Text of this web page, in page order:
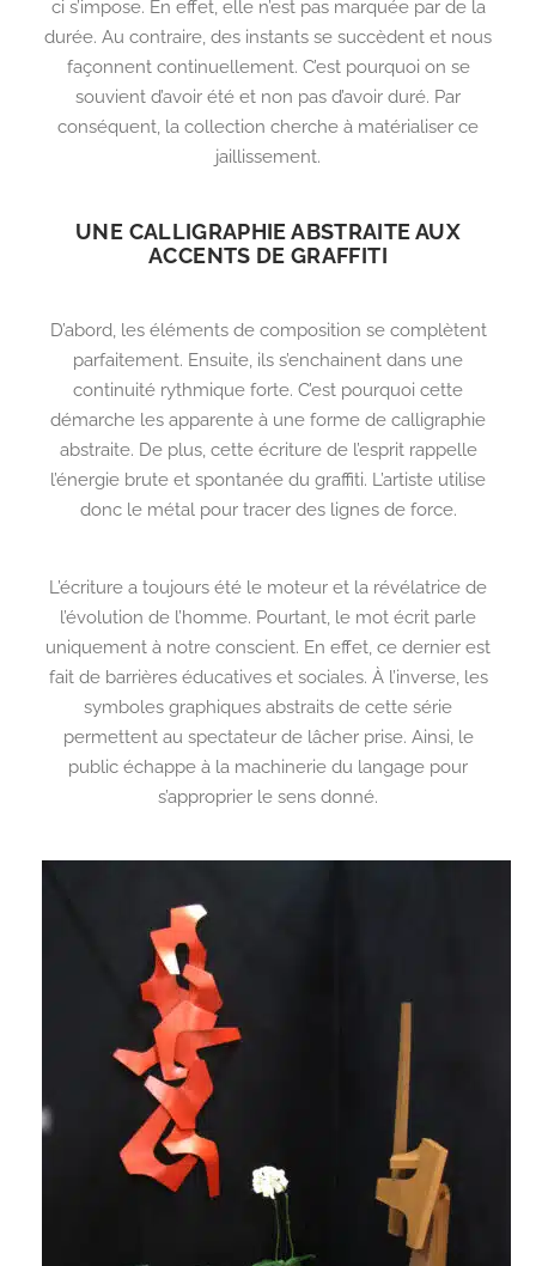
ci s’impose. En effet, elle n’est pas marquée par de la
durée. Au contraire, des instants se succèdent et nous
façonnent continuellement. C’est pourquoi on se
souvient d’avoir été et non pas d’avoir duré. Par
conséquent, la collection cherche à matérialiser ce
jaillissement.
UNE CALLIGRAPHIE ABSTRAITE AUX
ACCENTS DE GRAFFITI
D’abord, les éléments de composition se complètent
parfaitement. Ensuite, ils s’enchainent dans une
continuité rythmique forte. C’est pourquoi cette
démarche les apparente à une forme de calligraphie
abstraite. De plus, cette écriture de l’esprit rappelle
l’énergie brute et spontanée du graffiti. L’artiste utilise
donc le métal pour tracer des lignes de force.
L’écriture a toujours été le moteur et la révélatrice de
l’évolution de l’homme. Pourtant, le mot écrit parle
uniquement à notre conscient. En effet, ce dernier est
fait de barrières éducatives et sociales. À l’inverse, les
symboles graphiques abstraits de cette série
permettent au spectateur de lâcher prise. Ainsi, le
public échappe à la machinerie du langage pour
s’approprier le sens donné.